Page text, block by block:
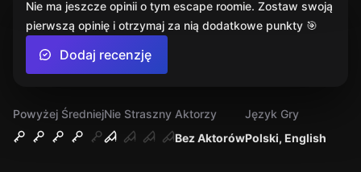
Powyżej ŚredniejNie Straszny
Bez Aktorów
Aktorzy
Polski, English
Język Gry
Nie ma jeszcze opinii o tym escape roomie. Zostaw swoją
pierwszą opinię i otrzymaj za nią dodatkowe punkty 🎯
Dodaj recenzję